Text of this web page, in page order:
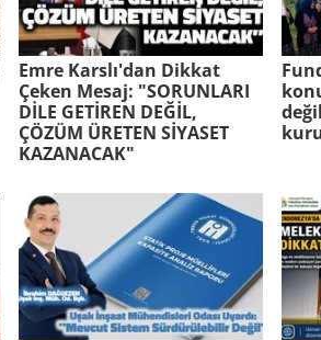
Emre Karslı'dan Dikkat
Çeken Mesaj: "SORUNLARI
DİLE GETİREN DEĞİL,
ÇÖZÜM ÜRETEN SİYASET
KAZANACAK"